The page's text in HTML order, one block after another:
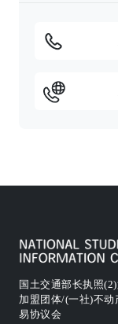
国土交通部长执照
加盟团体/(一社)不
易协议会